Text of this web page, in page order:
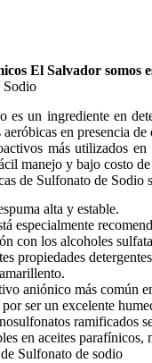
El Salvador somos
Sodio
es un ingrediente en
en presencia
más utilizados
manejo y bajo costo
de Sulfonato de Sodio
alta y estable.
especialmente
con los alcoholes
propiedades
aniónico más común
por ser un excelente
ramificados
en aceites
Sulfonato de sodio